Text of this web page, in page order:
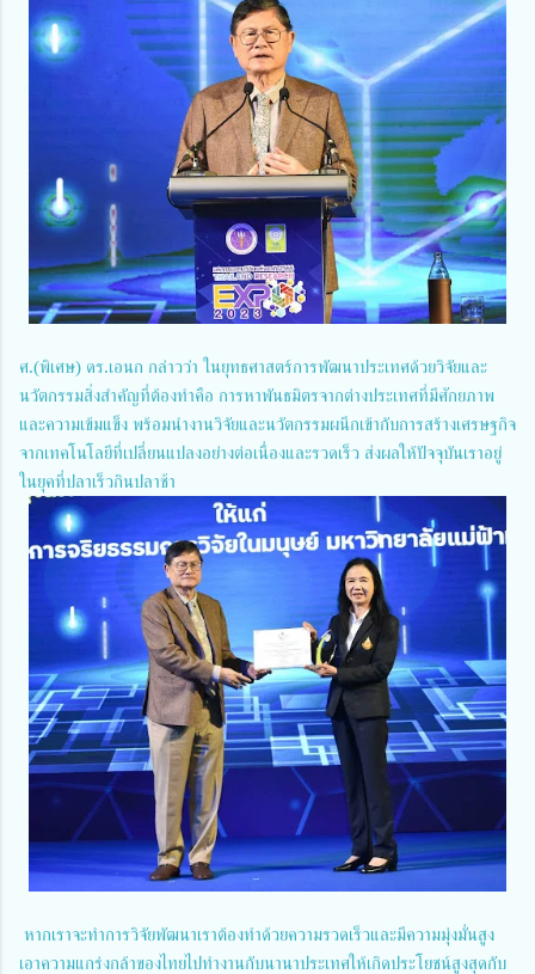
ศ.(พิเศษ) ดร.เอนก กล่าวว่า ในยุทธศาสตร์การพัฒนาประเทศด้วยวิจัยและ
นวัตกรรมสิ่งสำคัญที่ต้องทำคือ การหาพันธมิตรจากต่างประเทศที่มีศักยภาพ
และความเข้มแข็ง พร้อมนำงานวิจัยและนวัตกรรมผนึกเข้ากับการสร้างเศรษฐกิจ
จากเทคโนโลยีที่เปลี่ยนแปลงอย่างต่อเนื่องและรวดเร็ว ส่งผลให้ปัจจุบันเราอยู่
ในยุคที่ปลาเร็วกินปลาช้า
หากเราจะทำการวิจัยพัฒนาเราต้องทำด้วยความรวดเร็วและมีความมุ่งมั่นสูง
เอาความแกร่งกล้าของไทยไปทำงานกับนานาประเทศให้เกิดประโยชน์สูงสุดกับ